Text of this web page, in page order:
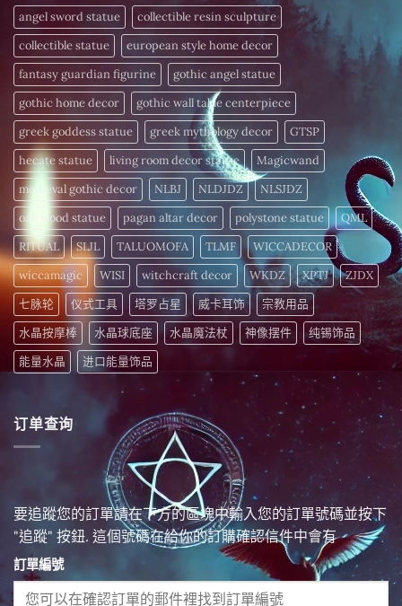
晓〉
中
频
率
疗
愈
〉
中
–
为
您
的
细
胞
注
入
活
力〉
中
angel sword statue
collectible resin sculpture
collectible statue
european style home decor
fantasy guardian figurine
gothic angel statue
gothic home decor
gothic wall table centerpiece
greek goddess statue
greek mythology decor
GTSP
hecate statue
living room decor statue
Magicwand
medieval gothic decor
NLBJ NLDJDZ
NLSJDZ
oak wood statue
pagan altar decor polystone statue
QML
RITUAL
SLJL TALUOMOFA TLMF
WICCADECOR
wiccamagic
WISI witchcraft decor WKDZ XPTJ
ZJDX
七脉轮
仪式工具 塔罗占星 威卡耳饰
宗教用品
水晶按摩棒
水晶球底座 水晶魔法杖 神像摆件
纯锡饰品
能量水晶
进口能量饰品
订单查询
要追蹤您的訂單請在下方的區塊中輸入您的訂單號碼並按下
"追蹤" 按鈕. 這個號碼在給你的訂購確認信件中會有
訂單編號